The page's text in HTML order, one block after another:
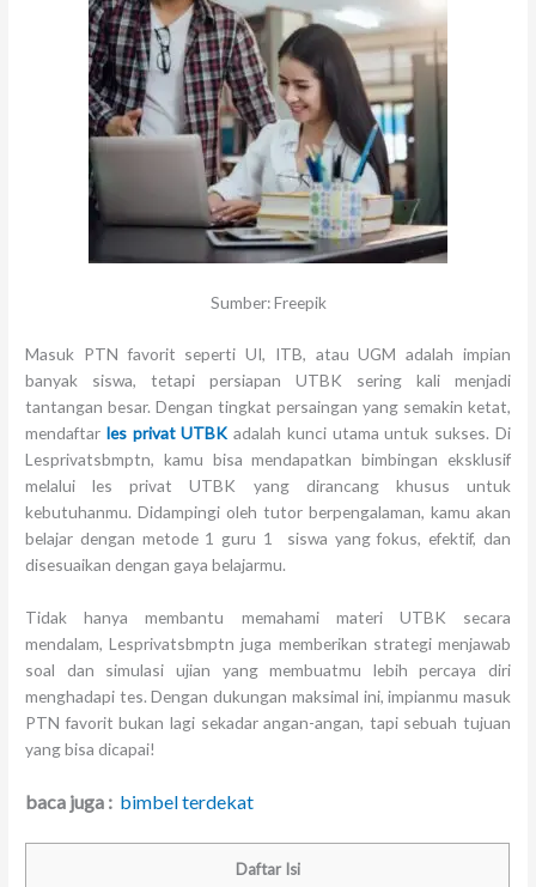
Sumber: Freepik
Masuk PTN favorit seperti UI, ITB, atau UGM adalah impian
banyak siswa, tetapi persiapan UTBK sering kali menjadi
tantangan besar. Dengan tingkat persaingan yang semakin ketat,
mendaftar les privat UTBK adalah kunci utama untuk sukses. Di
Lesprivatsbmptn, kamu bisa mendapatkan bimbingan eksklusif
melalui les privat UTBK yang dirancang khusus untuk
kebutuhanmu. Didampingi oleh tutor berpengalaman, kamu akan
belajar dengan metode 1 guru 1 siswa yang fokus, efektif, dan
disesuaikan dengan gaya belajarmu.
Tidak hanya membantu memahami materi UTBK secara
mendalam, Lesprivatsbmptn juga memberikan strategi menjawab
soal dan simulasi ujian yang membuatmu lebih percaya diri
menghadapi tes. Dengan dukungan maksimal ini, impianmu masuk
PTN favorit bukan lagi sekadar angan-angan, tapi sebuah tujuan
yang bisa dicapai!
baca juga : bimbel terdekat
Daftar Isi